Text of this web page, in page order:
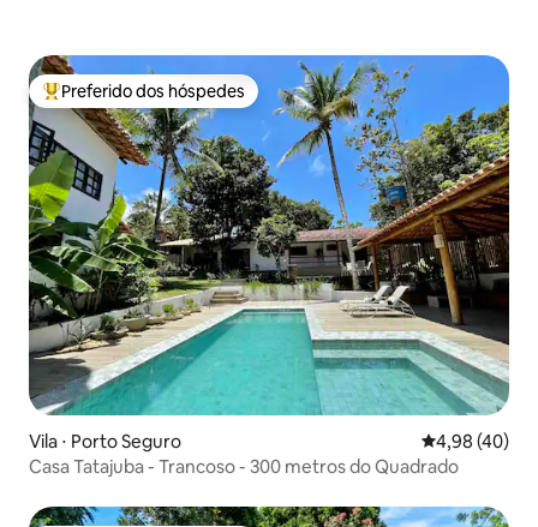
Entre os melhores preferidos dos hóspedes
Preferido dos hóspedes
Vila ⋅ Porto Seguro 4,98 de uma
4,98 (40)
Casa Tatajuba - Trancoso - 300 metros do Quadrado